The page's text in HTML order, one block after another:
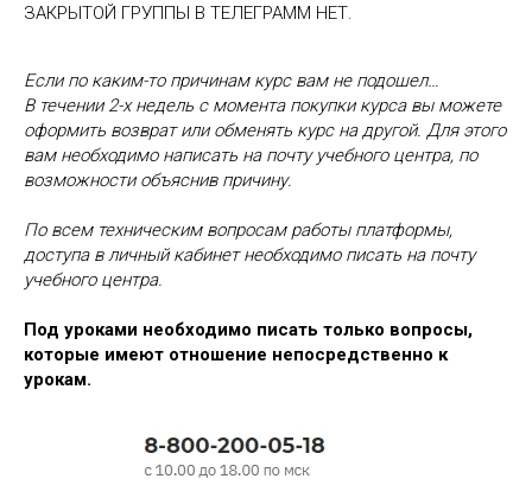
ЗАКРЫТОЙ ГРУППЫ В ТЕЛЕГРАММ НЕТ.
Если по каким-то причинам курс вам не подошел…
В течении 2-х недель с момента покупки курса вы можете
оформить возврат или обменять курс на другой. Для этого
вам необходимо написать на почту учебного центра, по
возможности объяснив причину.
По всем техническим вопросам работы платформы,
доступа в личный кабинет необходимо писать на почту
учебного центра.
Под уроками необходимо писать только вопросы,
которые имеют отношение непосредственно к
урокам.